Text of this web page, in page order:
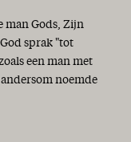
man Gods, Zijn
sprak "tot
een man met
noemde